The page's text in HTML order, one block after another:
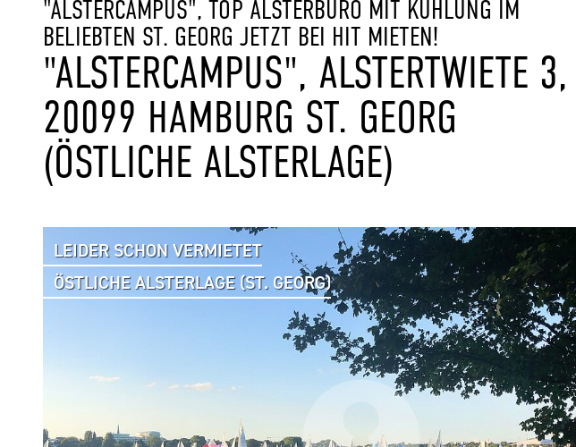
"ALSTERCAMPUS", TOP ALSTERBÜRO MIT KÜHLUNG IM
BELIEBTEN ST. GEORG JETZT BEI HIT MIETEN!
"ALSTERCAMPUS", ALSTERTWIETE 3,
20099 HAMBURG ST. GEORG
(ÖSTLICHE ALSTERLAGE)
LEIDER SCHON VERMIETET
ÖSTLICHE ALSTERLAGE (ST. GEORG)